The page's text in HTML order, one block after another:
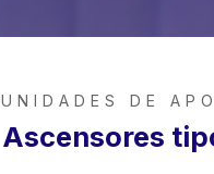
UNIDADES DE
Ascensores